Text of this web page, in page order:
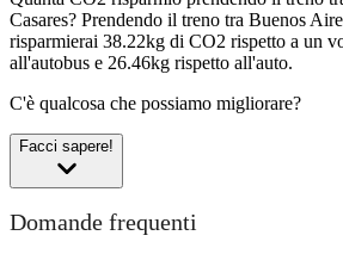
Casares? Prendendo il treno tra Buenos
risparmierai 38.22kg di CO2 rispetto a un
all'autobus e 26.46kg rispetto all'auto.
C'è qualcosa che possiamo migliorare?
Facci sapere!
Domande frequenti